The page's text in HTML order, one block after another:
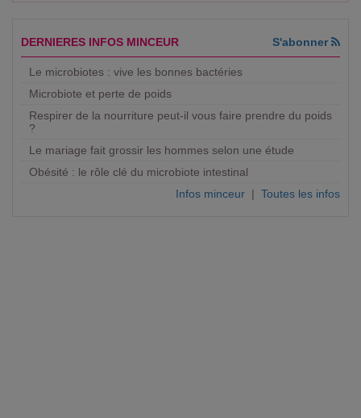
DERNIERES INFOS MINCEUR S'abonner
Le microbiotes : vive les bonnes bactéries
Microbiote et perte de poids
Respirer de la nourriture peut-il vous faire prendre du poids
?
Le mariage fait grossir les hommes selon une étude
Obésité : le rôle clé du microbiote intestinal
Infos minceur | Toutes les infos